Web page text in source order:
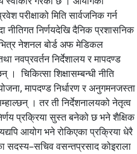
परीक्षाको मिति सार्वजनिक गर्न
नीतिगत निर्णयदेखि दैनिक प्रशासनिक
नेशनल बोर्ड अफ मेडिकल
नवप्रवर्तन निर्देशालय र मापदण्ड
। चिकित्सा शिक्षासम्बन्धी नीति
मापदण्ड निर्धारण र अनुगमनजस्ता
। तर ती निर्देशनालयको नेतृत्व
प्रक्रिया सुस्त बनेको छ भने शैक्षिक
आयोग भने रोकिएका प्रक्रिया धेरै
सदस्य–सचिव वसन्तप्रसाद कोइराला